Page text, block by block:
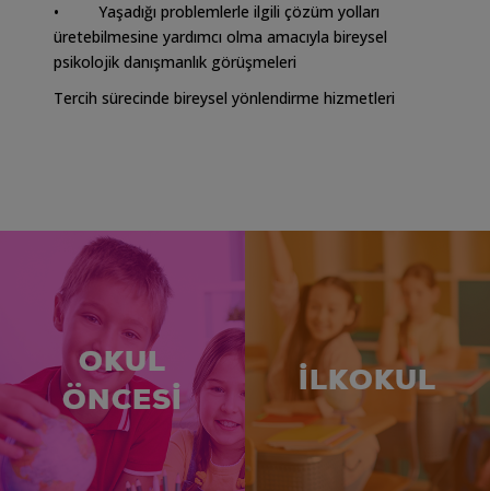
• Yaşadığı problemlerle ilgili çözüm yolları
üretebilmesine yardımcı olma amacıyla bireysel
psikolojik danışmanlık görüşmeleri
Tercih sürecinde bireysel yönlendirme hizmetleri
OKUL
ÖNCESİ
İLKOKUL